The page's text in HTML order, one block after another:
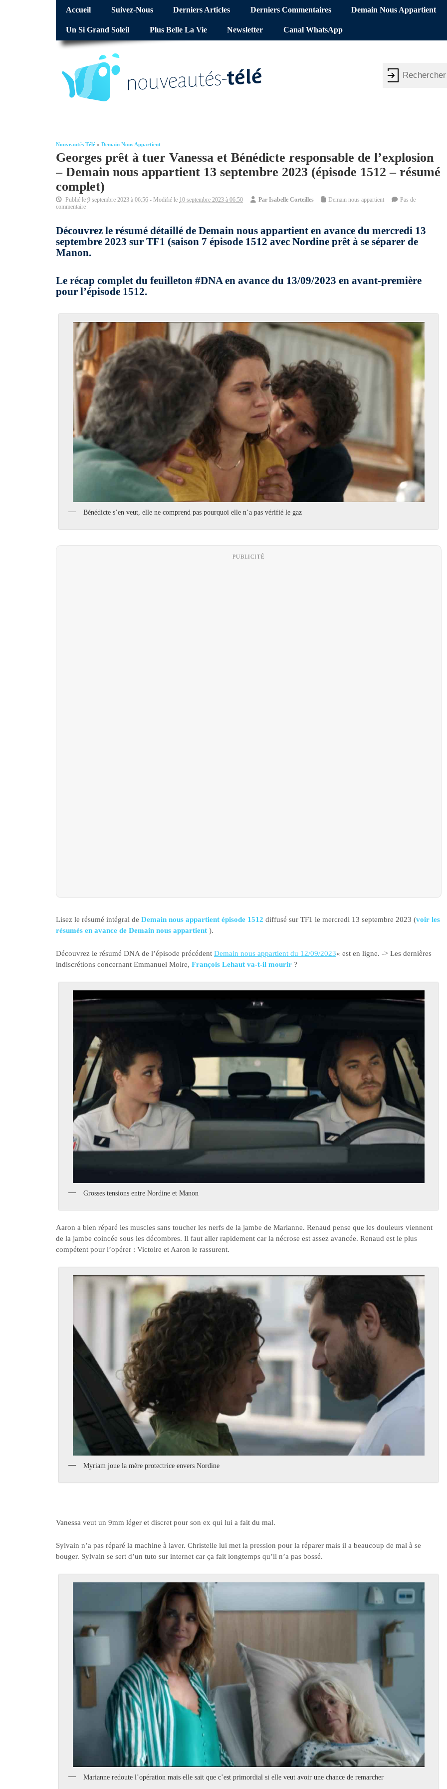
Accueil Suivez-Nous Derniers Articles Derniers Commentaires Demain Nous Appartient
Un Si Grand Soleil Plus Belle La Vie Newsletter Canal WhatsApp
Nouveautés Télé » Demain Nous Appartient
Georges prêt à tuer Vanessa et Bénédicte responsable de l’explosion
– Demain nous appartient 13 septembre 2023 (épisode 1512 – résumé
complet)
Publié le 9 septembre 2023 à 06:56 - Modifié le 10 septembre 2023 à 06:50 Par Isabelle Corteilles Demain nous appartient
Pas de
commentaire
Découvrez le résumé détaillé de Demain nous appartient en avance du mercredi 13
septembre 2023 sur TF1 (saison 7 épisode 1512 avec Nordine prêt à se séparer de
Manon.
Le récap complet du feuilleton #DNA en avance du 13/09/2023 en avant-première
pour l’épisode 1512.
Bénédicte s’en veut, elle ne comprend pas pourquoi elle n’a pas vérifié le gaz
PUBLICITÉ
Lisez le résumé intégral de Demain nous appartient épisode 1512 diffusé sur TF1 le mercredi 13 septembre 2023 (voir les
résumés en avance de Demain nous appartient ).
Découvrez le résumé DNA de l’épisode précédent Demain nous appartient du 12/09/2023« est en ligne. -> Les dernières
indiscrétions concernant Emmanuel Moire, François Lehaut va-t-il mourir ?
Grosses tensions entre Nordine et Manon
Aaron a bien réparé les muscles sans toucher les nerfs de la jambe de Marianne. Renaud pense que les douleurs viennent
de la jambe coincée sous les décombres. Il faut aller rapidement car la nécrose est assez avancée. Renaud est le plus
compétent pour l’opérer : Victoire et Aaron le rassurent.
Myriam joue la mère protectrice envers Nordine
Vanessa veut un 9mm léger et discret pour son ex qui lui a fait du mal.
Sylvain n’a pas réparé la machine à laver. Christelle lui met la pression pour la réparer mais il a beaucoup de mal à se
bouger. Sylvain se sert d’un tuto sur internet car ça fait longtemps qu’il n’a pas bossé.
Marianne redoute l’opération mais elle sait que c’est primordial si elle veut avoir une chance de remarcher